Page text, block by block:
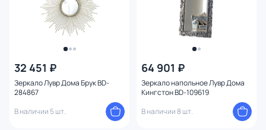
32 451 ₽
Зеркало Лувр Дома Брук BD-
284867
В наличии 5 шт.
64 901 ₽
Зеркало напольное Лувр Дома
Кингстон BD-109619
В наличии 8 шт.